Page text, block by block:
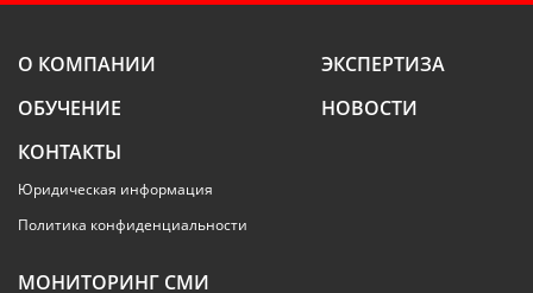
О КОМПАНИИ
ЭКСПЕРТИЗА
ОБУЧЕНИЕ
НОВОСТИ
КОНТАКТЫ
Юридическая информация
Политика конфиденциальности
МОНИТОРИНГ СМИ